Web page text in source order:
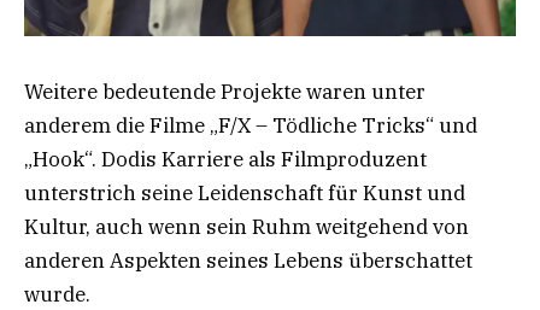
Weitere bedeutende Projekte waren unter
anderem die Filme „F/X – Tödliche Tricks“ und
„Hook“. Dodis Karriere als Filmproduzent
unterstrich seine Leidenschaft für Kunst und
Kultur, auch wenn sein Ruhm weitgehend von
anderen Aspekten seines Lebens überschattet
wurde.